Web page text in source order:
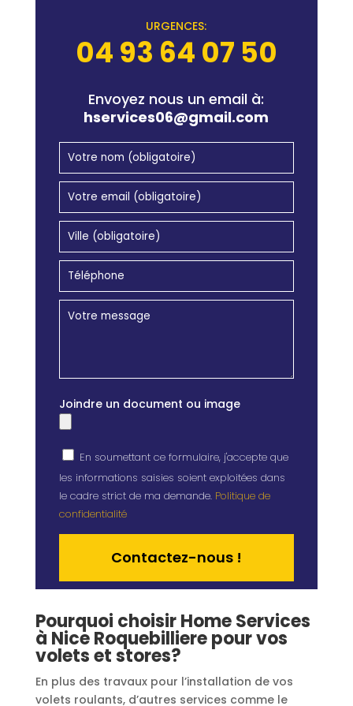
URGENCES:
04 93 64 07 50
Envoyez nous un email à:
hservices06@gmail.com
Joindre un document ou image
En soumettant ce formulaire, j'accepte que
les informations saisies soient exploitées dans
le cadre strict de ma demande. Politique de
confidentialité
Pourquoi choisir Home Services
à Nice Roquebilliere pour vos
volets et stores?
En plus des travaux pour l’installation de vos
volets roulants, d’autres services comme le